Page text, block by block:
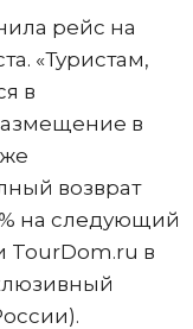
рейс на
«Туристам,
в
в
возврат
на следующий
TourDom.ru в